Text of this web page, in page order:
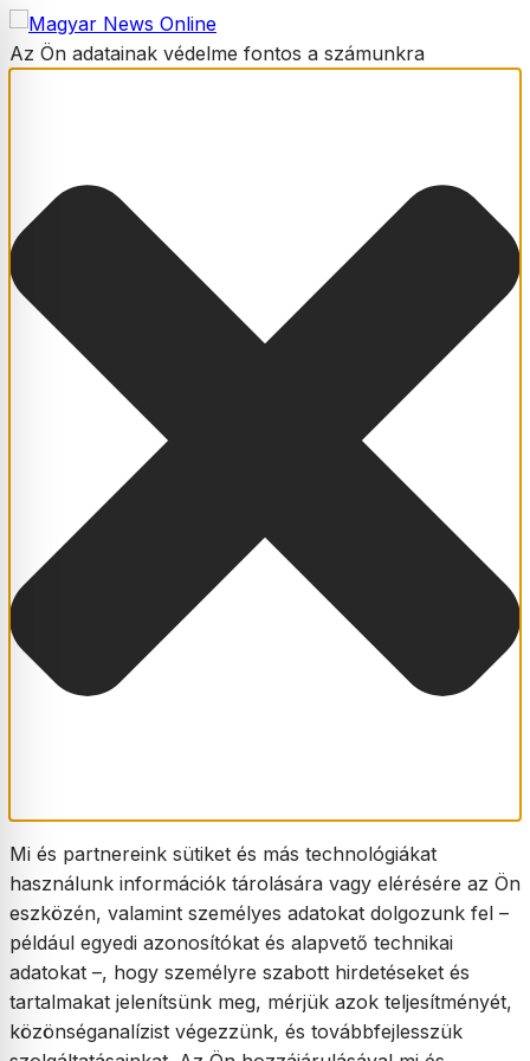
Az Ön adatainak védelme fontos a számunkra
Mi és partnereink sütiket és más technológiákat
használunk információk tárolására vagy elérésére az Ön
eszközén, valamint személyes adatokat dolgozunk fel –
például egyedi azonosítókat és alapvető technikai
adatokat –, hogy személyre szabott hirdetéseket és
tartalmakat jelenítsünk meg, mérjük azok teljesítményét,
közönséganalízist végezzünk, és továbbfejlesszük